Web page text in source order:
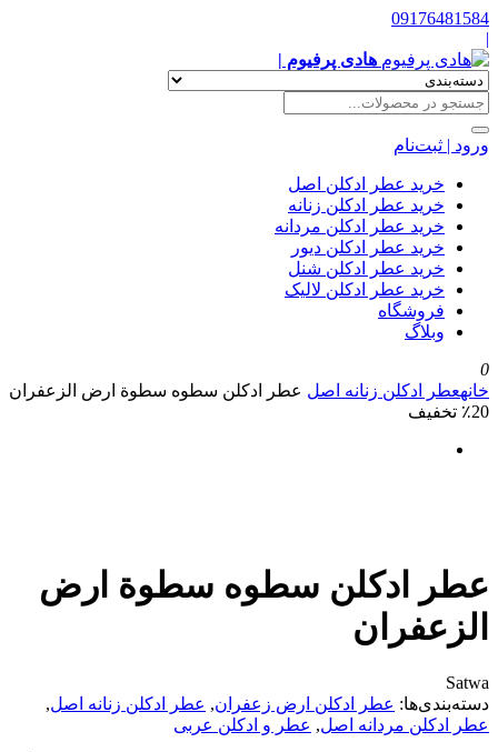
09176481584
|
هادی پرفیوم |
ورود | ثبت‌نام
خرید عطر ادکلن اصل
خرید عطر ادکلن زنانه
خرید عطر ادکلن مردانه
خرید عطر ادکلن دیور
خرید عطر ادکلن شنل
خرید عطر ادکلن لالیک
فروشگاه
وبلاگ
0
خانهعطر ادکلن زنانه اصل عطر ادکلن سطوه سطوة ارض الزعفران
٪20 تخفیف
عطر ادکلن سطوه سطوة ارض
الزعفران
Satwa
دسته‌بندی‌ها: عطر ادکلن ارض زعفران, عطر ادکلن زنانه اصل,
عطر ادکلن مردانه اصل, عطر و ادکلن عربی